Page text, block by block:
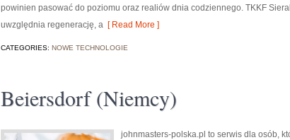
powinien pasować do poziomu oraz realiów dnia codziennego. TKKF
uwzględnia regenerację, a [ Read More ]
CATEGORIES: NOWE TECHNOLOGIE
Beiersdorf (Niemcy)
johnmasters-polska.pl to serwis dla osób,